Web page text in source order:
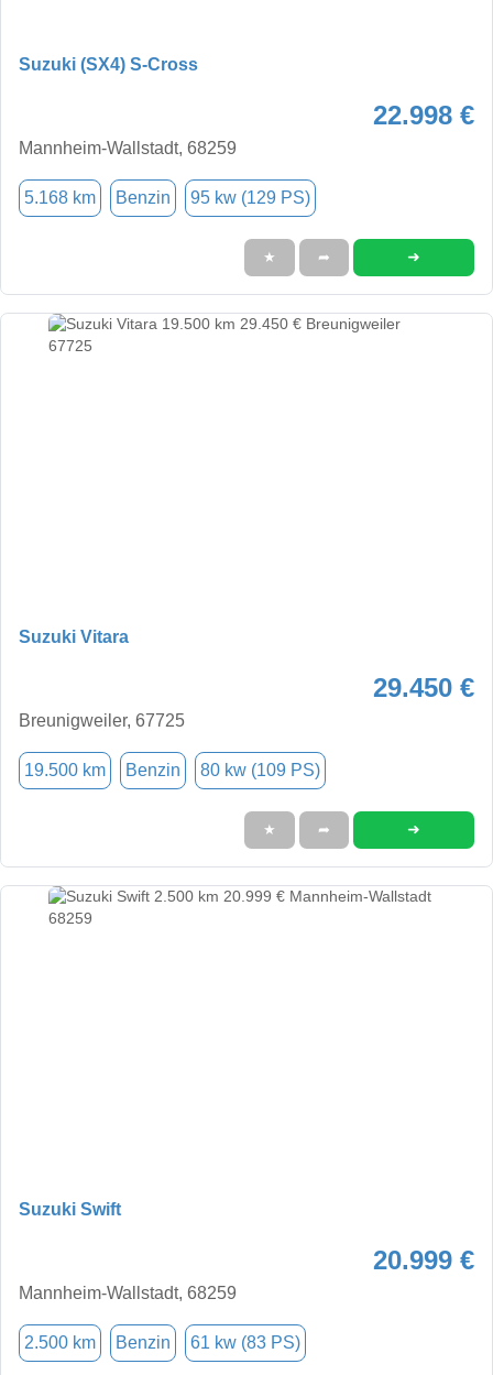
Suzuki (SX4) S-Cross
22.998 €
Mannheim-Wallstadt, 68259
5.168 km Benzin 95 kw (129 PS)
★ ➦ ➜
Suzuki Vitara
29.450 €
Breunigweiler, 67725
19.500 km Benzin 80 kw (109 PS)
★ ➦ ➜
Suzuki Swift
20.999 €
Mannheim-Wallstadt, 68259
2.500 km Benzin 61 kw (83 PS)